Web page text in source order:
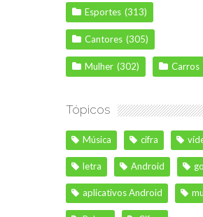
Esportes (313)
Cantores (305)
Mulher (302) Carros
Tópicos
Música cifra
letra Android
aplicativos Android